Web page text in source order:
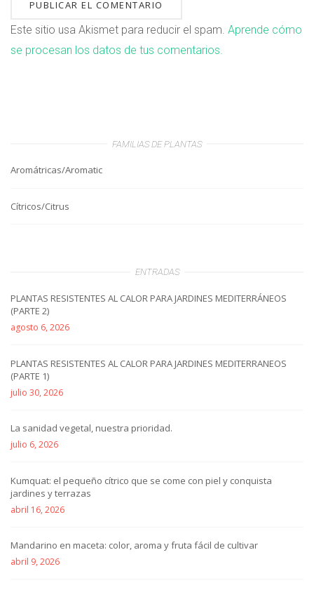
Este sitio usa Akismet para reducir el spam. Aprende cómo
se procesan los datos de tus comentarios.
FAMILIAS DE PLANTAS
Aromátricas/Aromatic
Cítricos/Citrus
ENTRADAS
PLANTAS RESISTENTES AL CALOR PARA JARDINES MEDITERRÁNEOS
(PARTE 2)
agosto 6, 2026
PLANTAS RESISTENTES AL CALOR PARA JARDINES MEDITERRANEOS
(PARTE 1)
julio 30, 2026
La sanidad vegetal, nuestra prioridad.
julio 6, 2026
Kumquat: el pequeño cítrico que se come con piel y conquista
jardines y terrazas
abril 16, 2026
Mandarino en maceta: color, aroma y fruta fácil de cultivar
abril 9, 2026